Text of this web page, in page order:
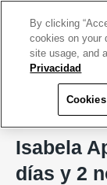
Isabela
Isabela
días y 2
By clicking
cookies on your
site usage, and
Privacidad